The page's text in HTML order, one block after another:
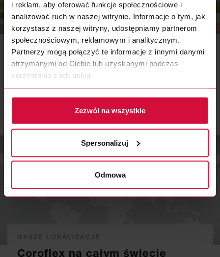
i reklam, aby oferować funkcje społecznościowe i
analizować ruch w naszej witrynie. Informacje o tym, jak
korzystasz z naszej witryny, udostępniamy partnerom
społecznościowym, reklamowym i analitycznym.
Partnerzy mogą połączyć te informacje z innymi danymi
otrzymanymi od Ciebie lub uzyskanymi podczas
korzystania z ich usług.
Zezwól na wszystkie
Spersonalizuj
Odmowa
FIRMA
Nasz zarząd
Nasz zarząd prowadzi z wielkim entuzjazmem i odwagą do
osiągnięcia naszych wspólnych celów.
WIĘCEJ
Coroflex na całym świecie